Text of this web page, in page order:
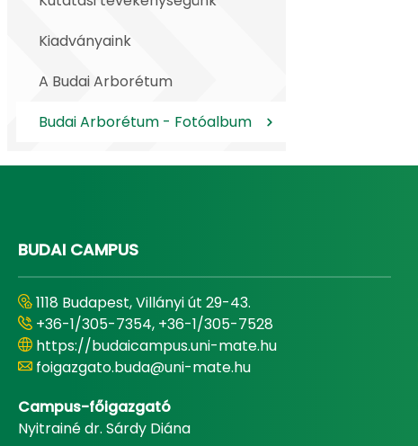
Kiadványaink
A Budai Arborétum
Budai Arborétum - Fotóalbum
BUDAI CAMPUS
1118 Budapest, Villányi út 29-43.
+36-1/305-7354, +36-1/305-7528
https://budaicampus.uni-mate.hu
foigazgato.buda@uni-mate.hu
Campus-főigazgató
Nyitrainé dr. Sárdy Diána